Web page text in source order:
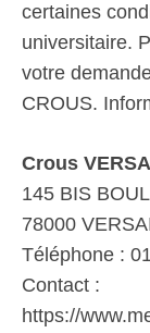
certaines
universitaire.
votre
CROUS.
Crous
145 BIS
78000
Téléphone :
Contact :
https://